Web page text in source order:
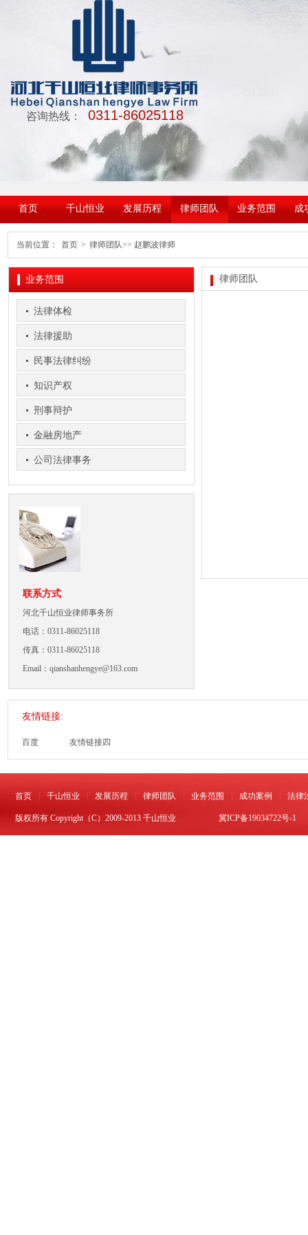
咨询热线： 0311-86025118
首页 千山恒业 发展历程 律师团队 业务范围 成
当前位置： 首页 > 律师团队>> 赵鹏波律师
业务范围
法律体检
法律援助
民事法律纠纷
知识产权
刑事辩护
金融房地产
公司法律事务
联系方式
河北千山恒业律师事务所
电话：0311-86025118
传真：0311-86025118
Email：qianshanhengye@163.com
律师团队
友情链接:
百度 友情链接四
首页 千山恒业 发展历程 律师团队 业务范围 成功案例 法律
版权所有 Copyright（C）2009-2013 千山恒业 冀ICP备19034722号-1